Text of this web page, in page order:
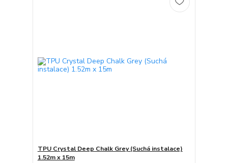
TPU Crystal Deep Chalk Grey (Suchá instalace)
1.52m x 15m